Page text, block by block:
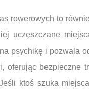
rowerowych to
uczęszczane
psychikę i pozwala
oferując bezpieczne
ktoś szuka